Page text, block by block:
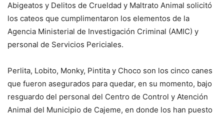
Abigeatos y Delitos de Crueldad y Maltrato Animal solicitó
los cateos que cumplimentaron los elementos de la
Agencia Ministerial de Investigación Criminal (AMIC) y
personal de Servicios Periciales.
Perlita, Lobito, Monky, Pintita y Choco son los cinco canes
que fueron asegurados para quedar, en su momento, bajo
resguardo del personal del Centro de Control y Atención
Animal del Municipio de Cajeme, en donde los han puesto